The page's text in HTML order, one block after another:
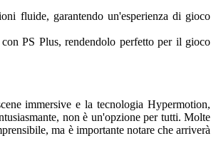
fluide, garantendo un'esperienza di gioco
PS Plus, rendendolo perfetto per il gioco
immersive e la tecnologia Hypermotion,
non è un'opzione per tutti. Molte
ma è importante notare che arriverà